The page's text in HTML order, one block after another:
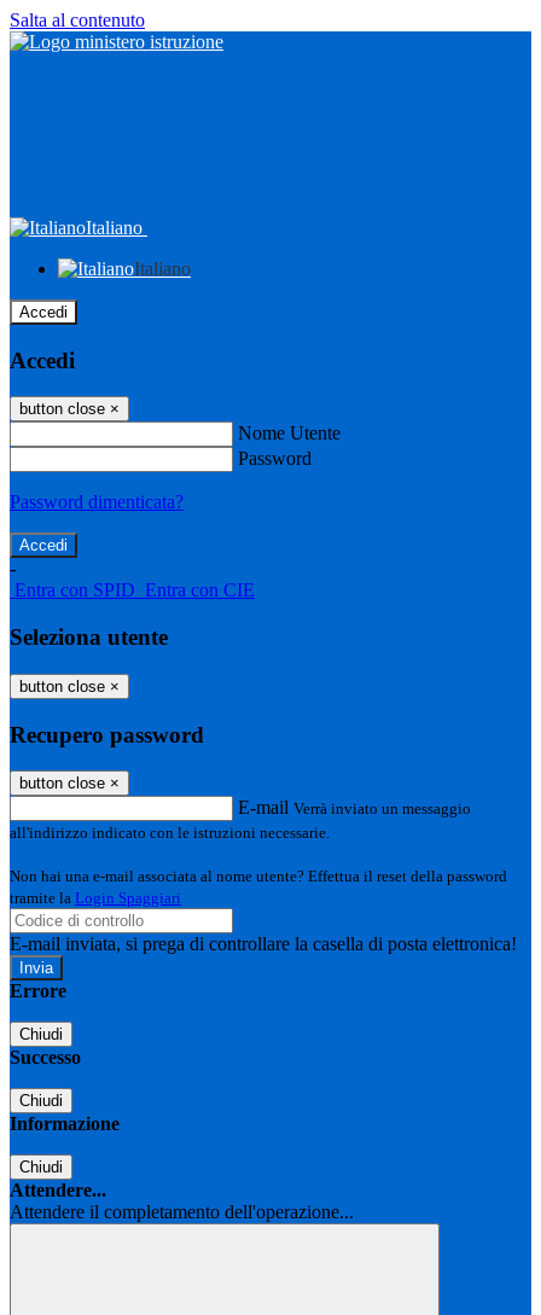
Salta al contenuto
Italiano
Italiano
Accedi
Accedi
button close ×
Nome Utente
Password
Password dimenticata?
-
Entra con SPID Entra con CIE
Seleziona utente
button close ×
Recupero password
button close ×
E-mail Verrà inviato un messaggio
all'indirizzo indicato con le istruzioni necessarie.
Non hai una e-mail associata al nome utente? Effettua il reset della password
tramite la Login Spaggiari
E-mail inviata, si prega di controllare la casella di posta elettronica!
Errore
Chiudi
Successo
Chiudi
Informazione
Chiudi
Attendere...
Attendere il completamento dell'operazione...